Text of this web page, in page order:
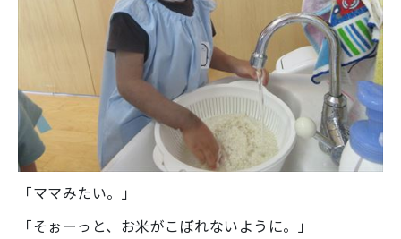
「ママみたい。」
「そぉーっと、お米がこぼれないように。」